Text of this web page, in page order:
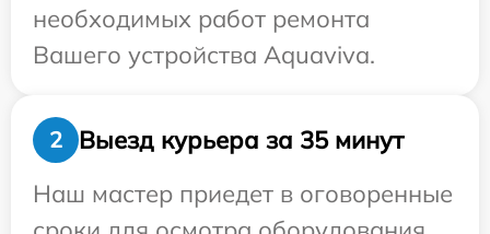
необходимых работ ремонта
Вашего устройства Aquaviva.
2
Выезд курьера за 35 минут
Наш мастер приедет в оговоренные